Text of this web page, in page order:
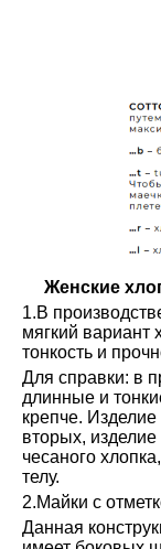
Женские
1.В
мягкий вариант
тонкость и
Для справки: в
длинные и
крепче.
вторых,
чесаного
телу.
2.Майки с
Данная